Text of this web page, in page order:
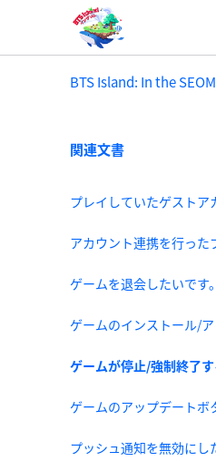
BTS Island: In the SEOM
関連文書
ゲームを退会したいです。